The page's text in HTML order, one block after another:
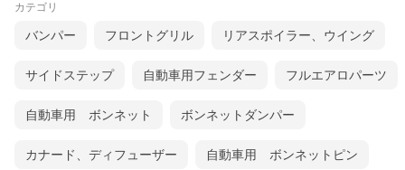
カテゴリ
バンパー フロントグリル リアスポイラー、ウイング
サイドステップ 自動車用フェンダー フルエアロパーツ
自動車用 ボンネット ボンネットダンパー
カナード、ディフューザー 自動車用 ボンネットピン